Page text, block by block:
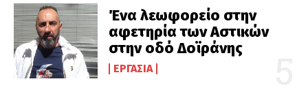
Ένα λεωφορείο στην
αφετηρία των Αστικών
στην οδό Δοϊράνης
ΕΡΓΑΣΊΑ